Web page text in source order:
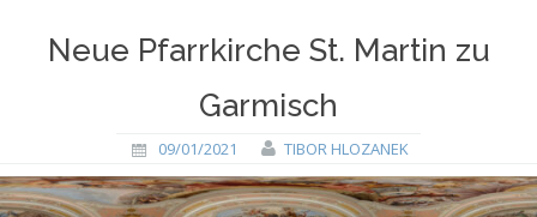
Neue Pfarrkirche St. Martin zu
Garmisch
09/01/2021 TIBOR HLOZANEK